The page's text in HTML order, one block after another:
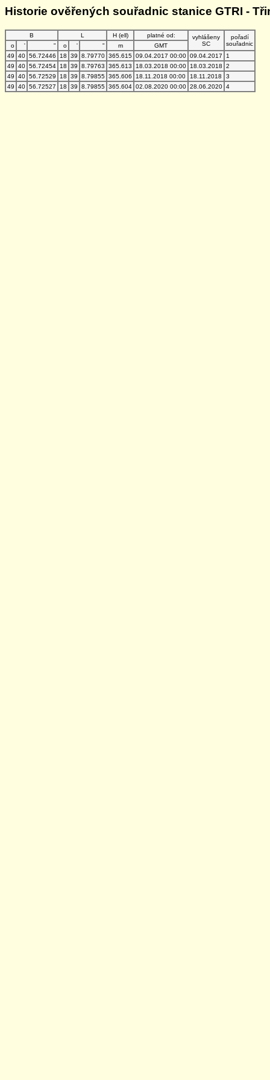
Historie ověřených souřadnic stanice GTRI -
B L H (ell) platné od:
vyhlášeny
SC
pořadí
souřadnic
o ' " o ' " m
GMT
49
40 56.72446 18 39 8.79770 365.615 09.04.2017 00:00 09.04.2017
1
49
40 56.72454 18 39 8.79763 365.613 18.03.2018 00:00 18.03.2018
2
49
40 56.72529 18 39 8.79855 365.606 18.11.2018 00:00 18.11.2018
3
49
40 56.72527 18 39 8.79855 365.604 02.08.2020 00:00 28.06.2020 4